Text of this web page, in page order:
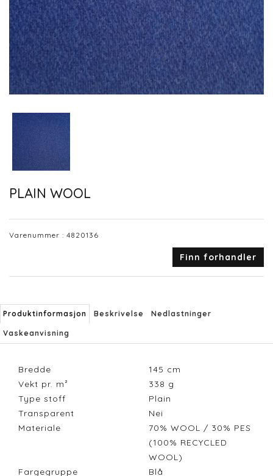
PLAIN WOOL
Varenummer : 4820136
Finn forhandler
Produktinformasjon Beskrivelse Nedlastninger
Vaskeanvisning
Bredde 145 cm
Vekt pr. m²
338 g
Type stoff
Plain
Transparent
Nei
Materiale
70% WOOL / 30% PES
(100% RECYCLED
WOOL)
Fargegruppe
Blå